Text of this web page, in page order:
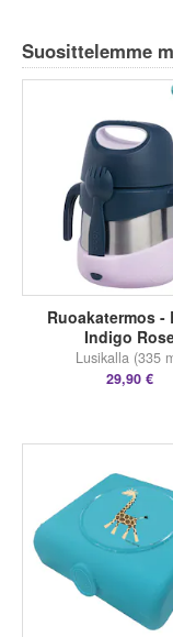
Suosittelemme
Ruoakatermos -
Indigo
Lusikalla (335
29,90 €